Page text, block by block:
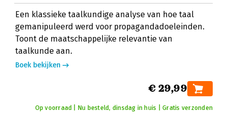
Een klassieke taalkundige analyse van hoe taal
gemanipuleerd werd voor propagandadoeleinden.
Toont de maatschappelijke relevantie van
taalkunde aan.
Boek bekijken
€ 29,99
Op voorraad | Nu besteld, dinsdag in huis | Gratis verzonden